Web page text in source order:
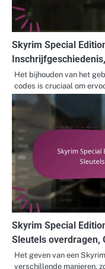
Skyrim Special
Het bijhouden van het
codes is cruciaal om
Skyrim Special
Sleutels overdragen,
Het geven van een
verschillende manieren,